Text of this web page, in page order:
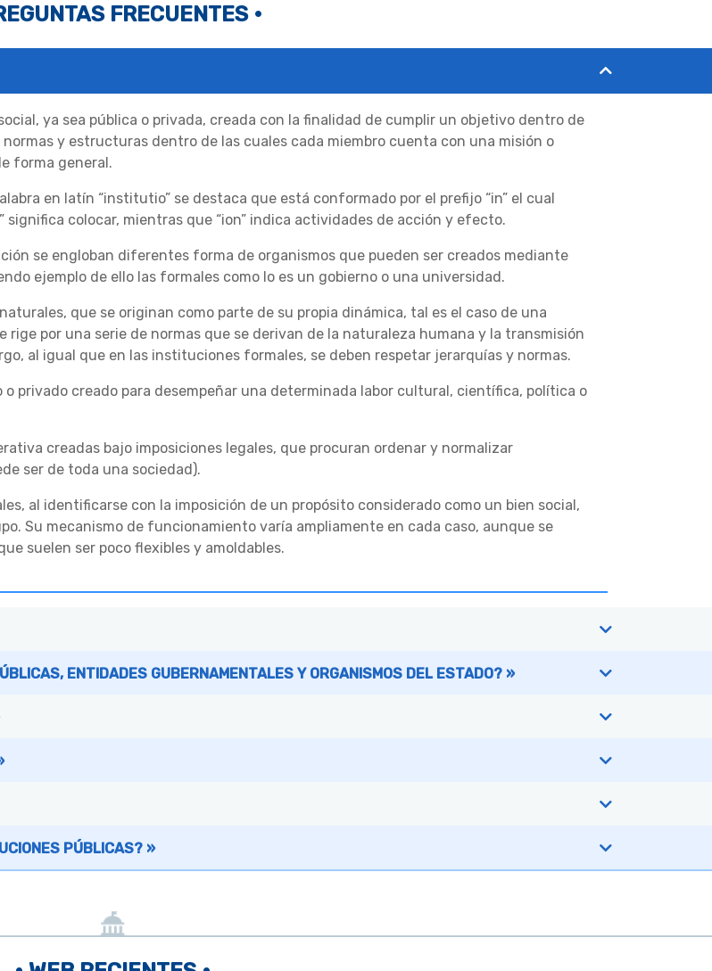
FRECUENTES •
ya sea pública o privada, creada con la finalidad de cumplir un objetivo dentro de
y estructuras dentro de las cuales cada miembro cuenta con una misión o
forma general.
en latín “institutio” se destaca que está conformado por el prefijo “in” el cual
colocar, mientras que “ion” indica actividades de acción y efecto.
se engloban diferentes forma de organismos que pueden ser creados mediante
ejemplo de ello las formales como lo es un gobierno o una universidad.
que se originan como parte de su propia dinámica, tal es el caso de una
por una serie de normas que se derivan de la naturaleza humana y la transmisión
al igual que en las instituciones formales, se deben respetar jerarquías y normas.
privado creado para desempeñar una determinada labor cultural, científica, política o
creadas bajo imposiciones legales, que procuran ordenar y normalizar
ser de toda una sociedad).
al identificarse con la imposición de un propósito considerado como un bien social,
Su mecanismo de funcionamiento varía ampliamente en cada caso, aunque se
suelen ser poco flexibles y amoldables.
ENTIDADES GUBERNAMENTALES Y ORGANISMOS DEL ESTADO? »
PÚBLICAS? »